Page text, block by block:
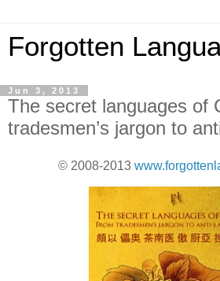
Forgotten
Jun 3, 2013
The secret languages of
tradesmen’s jargon to
© 2008-2013